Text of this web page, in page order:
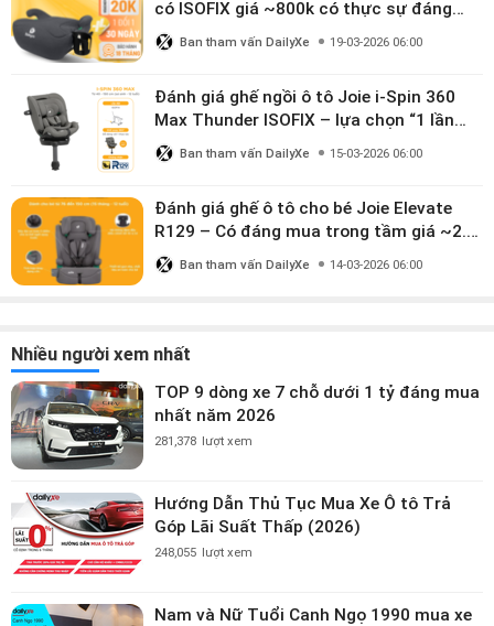
có ISOFIX giá ~800k có thực sự đáng
mua?
Ban tham vấn DailyXe 19-03-2026 06:00
Đánh giá ghế ngồi ô tô Joie i-Spin 360
Max Thunder ISOFIX – lựa chọn “1 lần
dùng đến 12 năm” có đáng giá gần 9
triệu?
Ban tham vấn DailyXe 15-03-2026 06:00
Đánh giá ghế ô tô cho bé Joie Elevate
R129 – Có đáng mua trong tầm giá ~2.8
triệu?
Ban tham vấn DailyXe 14-03-2026 06:00
Nhiều người xem nhất
TOP 9 dòng xe 7 chỗ dưới 1 tỷ đáng mua
nhất năm 2026
281,378 lượt xem
Hướng Dẫn Thủ Tục Mua Xe Ô tô Trả
Góp Lãi Suất Thấp (2026)
248,055 lượt xem
Nam và Nữ Tuổi Canh Ngọ 1990 mua xe